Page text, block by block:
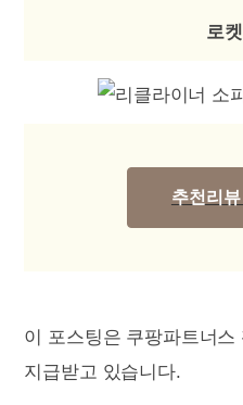
로
추천리뷰
이 포스팅은 쿠팡파트너스
지급받고 있습니다.